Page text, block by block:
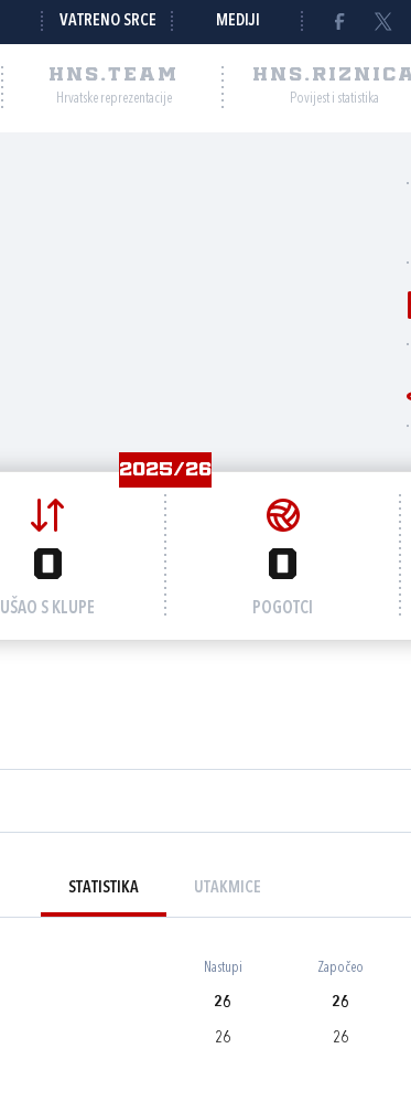
VATRENO SRCE MEDIJI
HNS.TEAM
Hrvatske reprezentacije Povijest i statistika
2025/26
0
UŠAO S KLUPE
0
POGOTCI
STATISTIKA UTAKMICE
Nastupi Započeo
26 26
26 26